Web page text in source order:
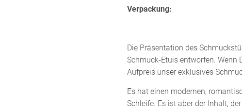
Verpackung:
Die Präsentation des
Schmuck-Etuis entworfen. Wenn
Aufpreis unser exklusives
Es hat einen modernen,
Schleife. Es ist aber der Inhalt,